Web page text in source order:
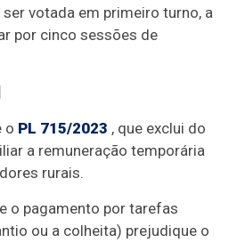
votada em primeiro turno, a
por cinco sessões de
o PL 715/2023 , que exclui do
a remuneração temporária
rurais.
o pagamento por tarefas
ou a colheita) prejudique o